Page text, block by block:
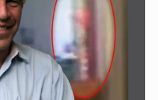
- Bunları etməzdən